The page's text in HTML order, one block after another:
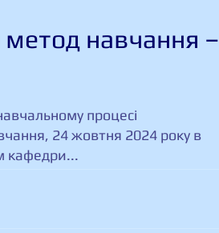
метод навчання –
процесі
24 жовтня 2024 року в
кафедри...